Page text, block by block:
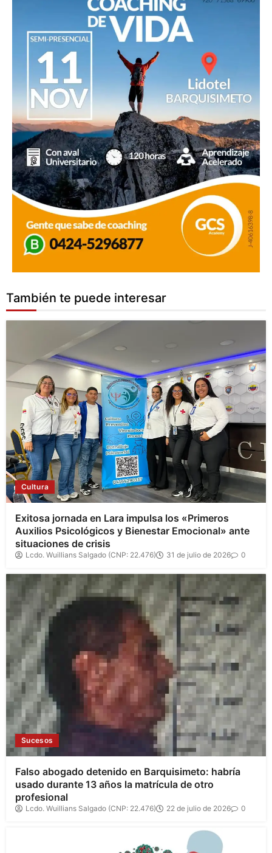
También te puede interesar
Cultura
Exitosa jornada en Lara impulsa los «Primeros
Auxilios Psicológicos y Bienestar Emocional» ante
situaciones de crisis
Lcdo. Wuillians Salgado (CNP: 22.476) 31 de julio de 2026 0
Sucesos
Falso abogado detenido en Barquisimeto: habría
usado durante 13 años la matrícula de otro
profesional
Lcdo. Wuillians Salgado (CNP: 22.476) 22 de julio de 2026 0